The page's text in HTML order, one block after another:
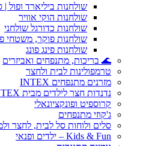
שולחנות ביליארד ופול |
שולחנות הוקי אוויר
שולחנות כדורגל שולחני
שולחנות פוקר, משטחי
שולחנות פינג פונג
🌊 בריכות, מתנפחים ואביזרים
טרמפולינות לבית ולחצר
מזרנים מתנפחים INTEX
נדנדות חצר לילדים מבית INTEX
קרוספיט ופונקציונאלי
ג'קוזי מתנפחים
סלים ולוחות סל לבית, לחצר
Kids & Fun – ילדים ופנאי